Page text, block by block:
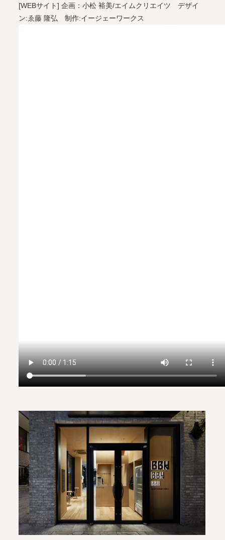
[WEBサイト] 企画：小松 裕美/エイムクリエイツ デザイ
ン:ゑ藤 隆弘 制作:イージェーワークス